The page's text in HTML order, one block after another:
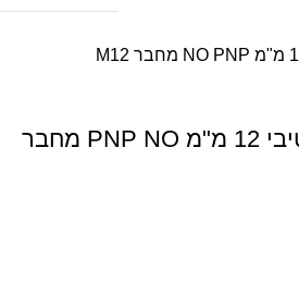
גשש קרבה אינדוקטיבי 12 מ"מ PNP NO מחבר